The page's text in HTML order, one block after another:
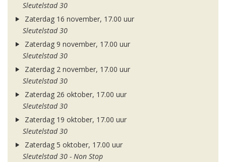
Sleutelstad 30
Zaterdag 16 november, 17.00 uur
Sleutelstad 30
Zaterdag 9 november, 17.00 uur
Sleutelstad 30
Zaterdag 2 november, 17.00 uur
Sleutelstad 30
Zaterdag 26 oktober, 17.00 uur
Sleutelstad 30
Zaterdag 19 oktober, 17.00 uur
Sleutelstad 30
Zaterdag 5 oktober, 17.00 uur
Sleutelstad 30 - Non Stop